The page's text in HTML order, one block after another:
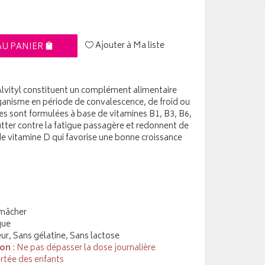
PANIER Ajouter à Ma liste
constituent un complément alimentaire
en période de convalescence, de froid ou
sont formulées à base de vitamines B1, B3, B6,
contre la fatigue passagère et redonnent de
vitamine D qui favorise une bonne croissance
Sans gélatine, Sans lactose
: Ne pas dépasser la dose journalière
des enfants